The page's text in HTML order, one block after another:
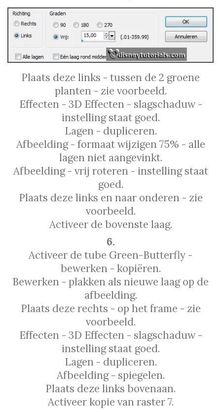
Plaats deze links - tussen de 2 groene
planten - zie voorbeeld.
Effecten - 3D Effecten - slagschaduw -
instelling staat goed.
Lagen - dupliceren.
Afbeelding - formaat wijzigen 75% - alle
lagen niet aangevinkt.
Afbeelding - vrij roteren - instelling staat
goed.
Plaats deze links en naar onderen - zie
voorbeeld.
Activeer de bovenste laag.
6.
Activeer de tube Green-Butterfly -
bewerken - kopiëren.
Bewerken - plakken als nieuwe laag op de
afbeelding.
Plaats deze rechts - op het frame - zie
voorbeeld.
Effecten - 3D Effecten - slagschaduw -
instelling staat goed.
Lagen - dupliceren.
Afbeelding - spiegelen.
Plaats deze links bovenaan.
Activeer kopie van raster 7.